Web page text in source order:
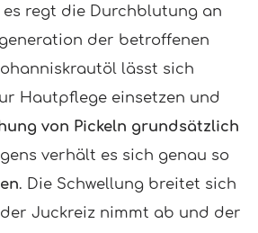
regt die Durchblutung an
der betroffenen
lässt sich
Hautpflege einsetzen und
von Pickeln grundsätzlich
verhält es sich genau so
. Die Schwellung breitet sich
Juckreiz nimmt ab und der